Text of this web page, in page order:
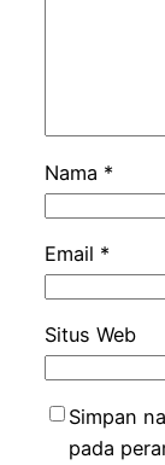
Nama *
Email *
Situs Web
Simpan
pada